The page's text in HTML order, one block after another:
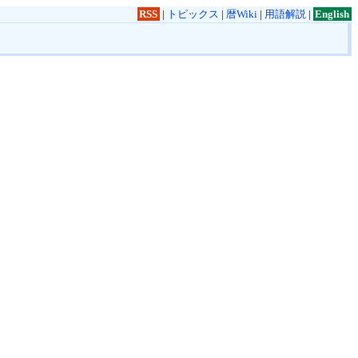
RSS | トピックス | 暦Wiki| 用語解説| English